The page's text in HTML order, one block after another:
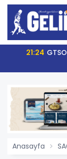
21:24
Anasayfa